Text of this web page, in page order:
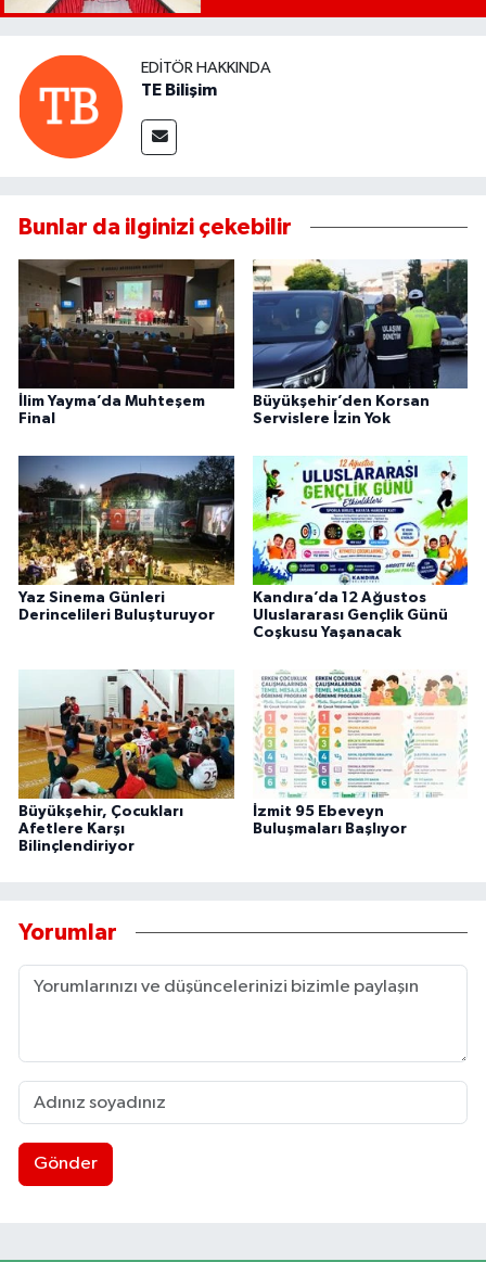
EDITÖR HAKKINDA
TE Bilişim
Bunlar da ilginizi çekebilir
İlim Yayma’da Muhteşem
Final
Büyükşehir’den Korsan
Servislere İzin Yok
Yaz Sinema Günleri
Derincelileri Buluşturuyor
Kandıra’da 12 Ağustos
Uluslararası Gençlik Günü
Coşkusu Yaşanacak
Büyükşehir, Çocukları
Afetlere Karşı
Bilinçlendiriyor
İzmit 95 Ebeveyn
Buluşmaları Başlıyor
Yorumlar
Gönder